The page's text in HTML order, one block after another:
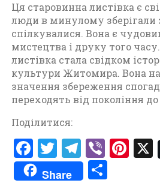
Ця старовинна листівка є
люди в минулому зберігали
спілкувалися. Вона є
мистецтва і друку того
листівка стала свідком
культури Житомира. Вона
значення збереження
переходять від покоління
Поділитися:
F
a
ce
T
w
it
T
el
e
V
ib
er
Pi
Share